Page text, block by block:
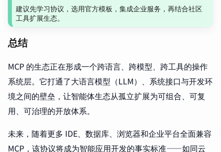
建议先学习协议，选用官方模板，集成企业服务，再结合社区
工具扩展生态。
总结
MCP 的生态正在形成一个跨语言、跨模型、跨工具的操作
系统层。它打通了大语言模型（LLM）、系统接口与开发环
境之间的壁垒，让智能体生态从孤立扩展为可组合、可复
用、可治理的开放体系。
未来，随着更多 IDE、数据库、浏览器和企业平台全面兼容
MCP，该协议将成为智能应用开发的事实标准——如同云